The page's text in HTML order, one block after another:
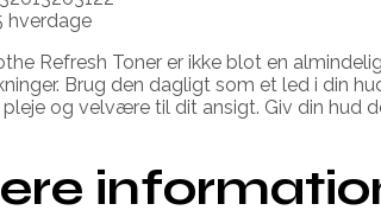
hverdage
Refresh Toner er ikke blot en
Brug den dagligt som et led i din
og velvære til dit ansigt. Giv din hud